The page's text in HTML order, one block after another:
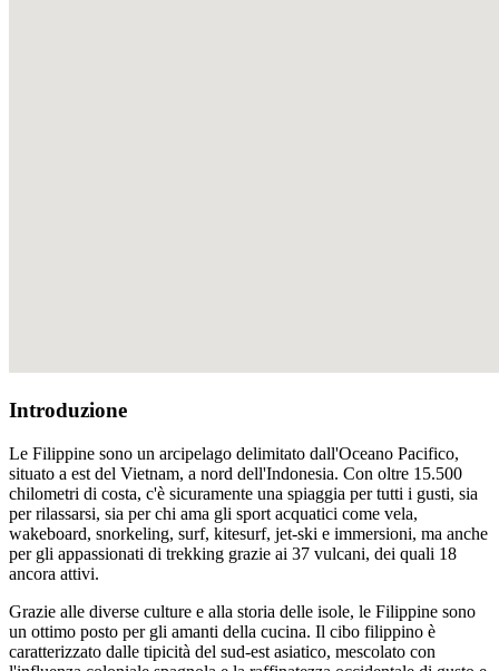
Introduzione
Le Filippine sono un arcipelago delimitato dall'Oceano Pacifico,
situato a est del Vietnam, a nord dell'Indonesia. Con oltre 15.500
chilometri di costa, c'è sicuramente una spiaggia per tutti i gusti, sia
per rilassarsi, sia per chi ama gli sport acquatici come vela,
wakeboard, snorkeling, surf, kitesurf, jet-ski e immersioni, ma anche
per gli appassionati di trekking grazie ai 37 vulcani, dei quali 18
ancora attivi.
Grazie alle diverse culture e alla storia delle isole, le Filippine sono
un ottimo posto per gli amanti della cucina. Il cibo filippino è
caratterizzato dalle tipicità del sud-est asiatico, mescolato con